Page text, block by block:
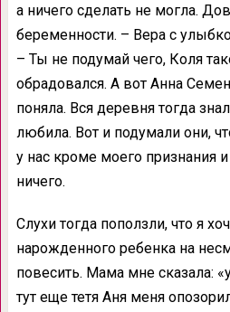
а ничего сделать не могла.
беременности. – Вера с
– Ты не подумай чего, Коля
обрадовался. А вот Анна
поняла. Вся деревня тогда
любила. Вот и подумали они,
у нас кроме моего признания
ничего.
Слухи тогда поползли, что я
нарожденного ребенка на
повесить. Мама мне сказала:
тут еще тетя Аня меня